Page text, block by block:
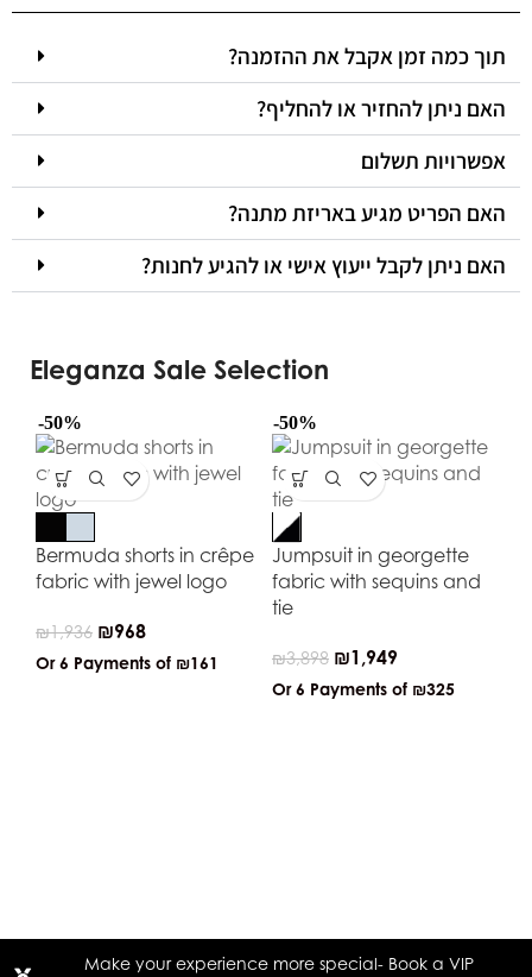
תוך כמה זמן אקבל את ההזמנה?
האם ניתן להחזיר או להחליף?
אפשרויות תשלום
האם הפריט מגיע באריזת מתנה?
האם ניתן לקבל ייעוץ אישי או להגיע לחנות?
Eleganza Sale Selection
-50%
Bermuda shorts in crêpe
fabric with jewel logo
₪1,936 ₪968
Or 6 Payments of ₪161
-50%
Jumpsuit in georgette
fabric with sequins and
tie
₪3,898 ₪1,949
Or 6 Payments of ₪325
Make your experience more special- Book a VIP